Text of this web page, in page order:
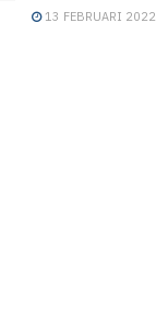
13 FEBRUARI 2022